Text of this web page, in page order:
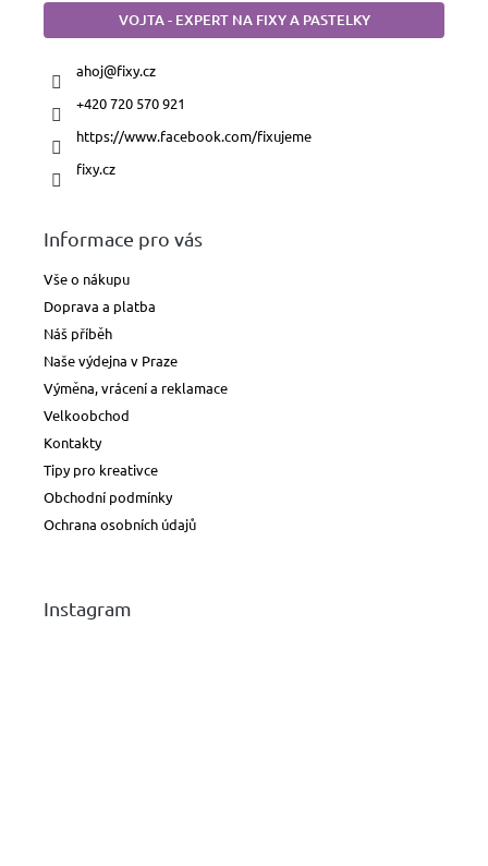
VOJTA - EXPERT NA FIXY A PASTELKY
ahoj@fixy.cz
+420 720 570 921
https://www.facebook.com/fixujeme
fixy.cz
Informace pro vás
Vše o nákupu
Doprava a platba
Náš příběh
Naše výdejna v Praze
Výměna, vrácení a reklamace
Velkoobchod
Kontakty
Tipy pro kreativce
Obchodní podmínky
Ochrana osobních údajů
Instagram